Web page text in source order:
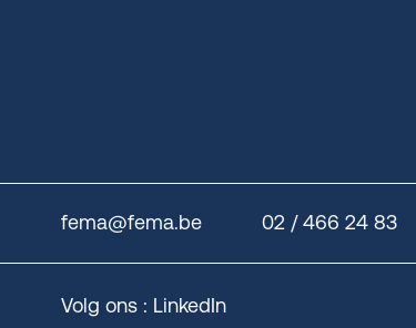
fema@fema.be 02 / 466 24 83
Volg ons : LinkedIn